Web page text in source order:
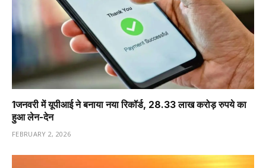
1️जनवरी में यूपीआई ने बनाया नया रिकॉर्ड, 28.33 लाख करोड़ रुपये का
हुआ लेन-देन
FEBRUARY 2, 2026